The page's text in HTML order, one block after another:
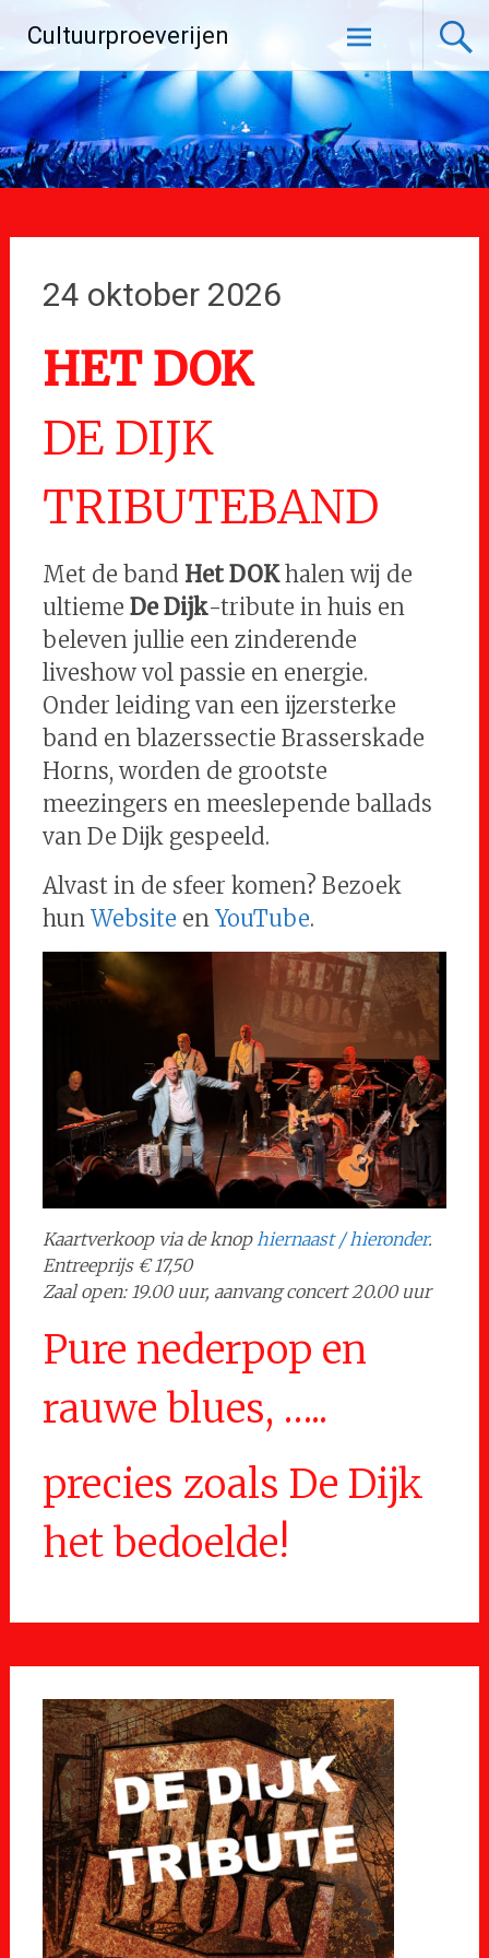
naar
de
inhoud
Cultuurproeverijen
24 oktober 2026
HET DOK
DE DIJK
TRIBUTEBAND
Met de band Het DOKhalen wij de
ultieme De Dijk-tribute in huis en
beleven jullie een zinderende
liveshow vol passie en energie.
Onder leiding van een ijzersterke
band en blazerssectie Brasserskade
Horns, worden de grootste
meezingers en meeslepende ballads
van De Dijk gespeeld.
Alvast in de sfeer komen? Bezoek
hun Website en YouTube.
Kaartverkoop via de knop hiernaast / hieronder.
Entreeprijs € 17,50
Zaal open: 19.00 uur, aanvang concert 20.00 uur
Pure nederpop en
rauwe blues, …..
precies zoals De Dijk
het bedoelde!